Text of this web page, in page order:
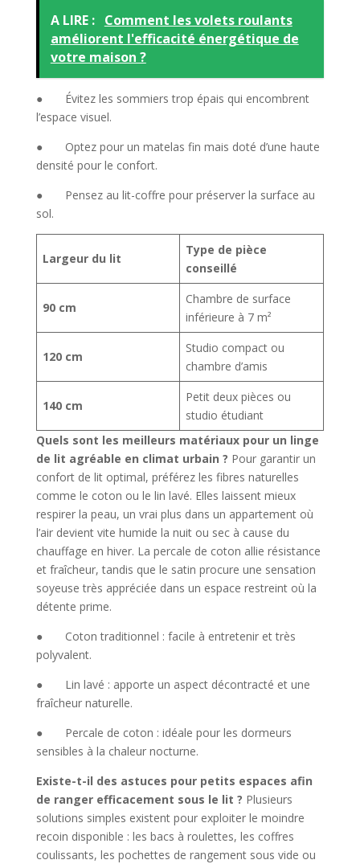
A LIRE : Comment les volets roulants
améliorent l'efficacité énergétique de
votre maison ?
● Évitez les sommiers trop épais qui encombrent
l’espace visuel.
● Optez pour un matelas fin mais doté d’une haute
densité pour le confort.
● Pensez au lit-coffre pour préserver la surface au
sol.
Largeur du lit
Type de pièce
conseillé
90 cm
Chambre de surface
inférieure à 7 m²
120 cm
Studio compact ou
chambre d’amis
140 cm
Petit deux pièces ou
studio étudiant
Quels sont les meilleurs matériaux pour un linge
de lit agréable en climat urbain ? Pour garantir un
confort de lit optimal, préférez les fibres naturelles
comme le coton ou le lin lavé. Elles laissent mieux
respirer la peau, un vrai plus dans un appartement où
l’air devient vite humide la nuit ou sec à cause du
chauffage en hiver. La percale de coton allie résistance
et fraîcheur, tandis que le satin procure une sensation
soyeuse très appréciée dans un espace restreint où la
détente prime.
● Coton traditionnel : facile à entretenir et très
polyvalent.
● Lin lavé : apporte un aspect décontracté et une
fraîcheur naturelle.
● Percale de coton : idéale pour les dormeurs
sensibles à la chaleur nocturne.
Existe-t-il des astuces pour petits espaces afin
de ranger efficacement sous le lit ? Plusieurs
solutions simples existent pour exploiter le moindre
recoin disponible : les bacs à roulettes, les coffres
coulissants, les pochettes de rangement sous vide ou